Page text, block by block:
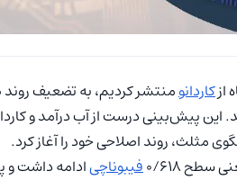
کاردانومنتشر کردیم، به تضعیف
مثلث، روند اصلاحی خود را آغاز کرد.
سطح ۰/۶۱۸ فیبوناچیادامه داشت